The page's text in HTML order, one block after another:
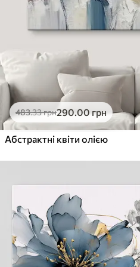
483.33грн290.00грн
Абстрактні квіти олією